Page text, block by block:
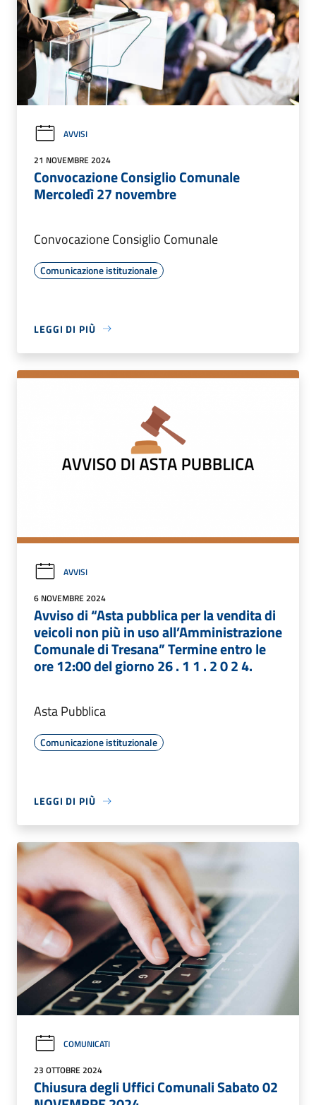
AVVISI
21 NOVEMBRE 2024
Convocazione Consiglio Comunale
Mercoledì 27 novembre
Convocazione Consiglio Comunale
Comunicazione istituzionale
LEGGI DI PIÙ
AVVISI
6 NOVEMBRE 2024
Avviso di “Asta pubblica per la vendita di
veicoli non più in uso all’Amministrazione
Comunale di Tresana” Termine entro le
ore 12:00 del giorno 26 . 1 1 . 2 0 2 4.
Asta Pubblica
Comunicazione istituzionale
LEGGI DI PIÙ
COMUNICATI
23 OTTOBRE 2024
Chiusura degli Uffici Comunali Sabato 02